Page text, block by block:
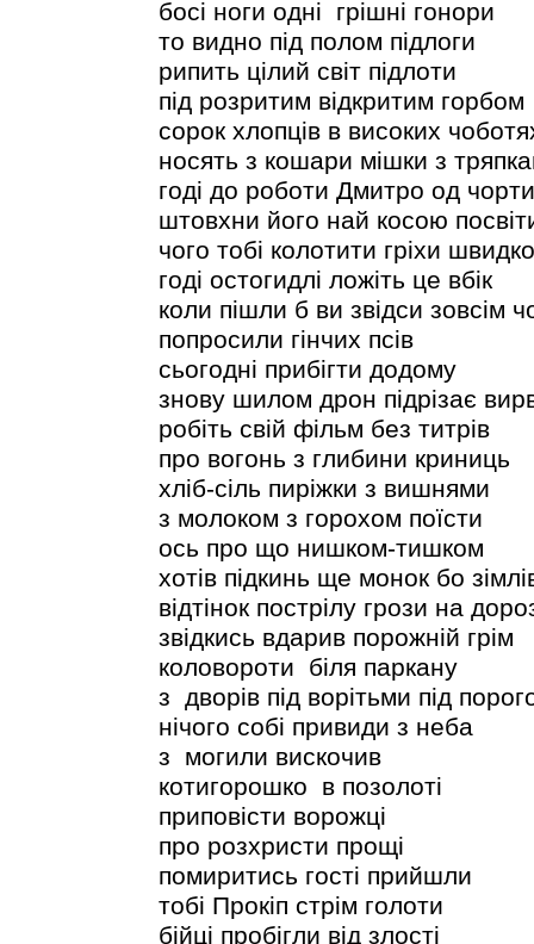
босі ноги одні грішні гонори
то видно під полом підлоги
рипить цілий світ підлоти
під розритим відкритим горбом
сорок хлопців в високих
носять з кошари мішки з
годі до роботи Дмитро од чорти
штовхни його най косою
чого тобі колотити гріхи
годі остогидлі ложіть це вбік
коли пішли б ви звідси зовсім
попросили гінчих псів
сьогодні прибігти додому
знову шилом дрон підрізає
робіть свій фільм без титрів
про вогонь з глибини криниць
хліб-сіль пиріжки з вишнями
з молоком з горохом поїсти
ось про що нишком-тишком
хотів підкинь ще монок бо
відтінок пострілу грози на
звідкись вдарив порожній грім
коловороти біля паркану
з дворів під ворітьми під
нічого собі привиди з неба
з могили вискочив
котигорошко в позолоті
приповісти ворожці
про розхристи прощі
помиритись гості прийшли
тобі Прокіп стрім голоти
бійці пробігли від злості